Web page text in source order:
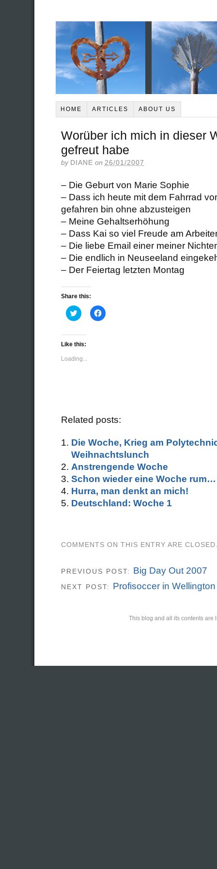
HOME ARTICLES ABOUT US
Worüber ich mich in dieser
gefreut habe
by DIANE on 26/01/2007
– Die Geburt von Marie Sophie
– Dass ich heute mit dem Fahrrad
gefahren bin ohne abzusteigen
– Meine Gehaltserhöhung
– Dass Kai so viel Freude am
– Die liebe Email einer meiner
– Die endlich in Neuseeland
– Der Feiertag letzten Montag
Share this:
Click
to
Twitter
(Opens
new
window)
Click
to
Like this:
Loading...
Related posts:
Die Woche, Krieg am
Weihnachtslunch
Anstrengende Woche
Schon wieder eine Woche rum…
Hurra, man denkt an mich!
Deutschland: Woche 1
COMMENTS ON THIS ENTRY ARE
PREVIOUS POST: Big Day Out 2007
NEXT POST: Profisoccer in Wellington
This blog and all its contents are